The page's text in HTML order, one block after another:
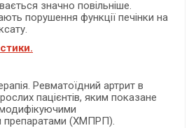
значно повільніше.
порушення функції печінки на
Ревматоїдний артрит в
пацієнтів, яким показане
препаратами (ХМПРП).